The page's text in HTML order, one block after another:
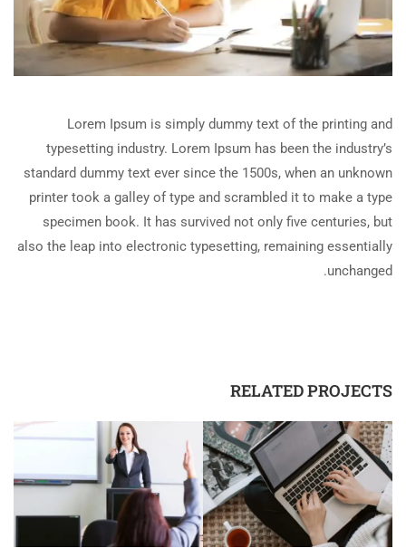
Lorem Ipsum is simply dummy text of the printing and
typesetting industry. Lorem Ipsum has been the industry’s
standard dummy text ever since the 1500s, when an unknown
printer took a galley of type and scrambled it to make a type
specimen book. It has survived not only five centuries, but
also the leap into electronic typesetting, remaining essentially
unchanged.
RELATED PROJECTS